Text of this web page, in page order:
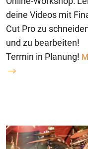
deine Videos mit
Cut Pro zu
und zu bearbeiten!
Termin in Planung!